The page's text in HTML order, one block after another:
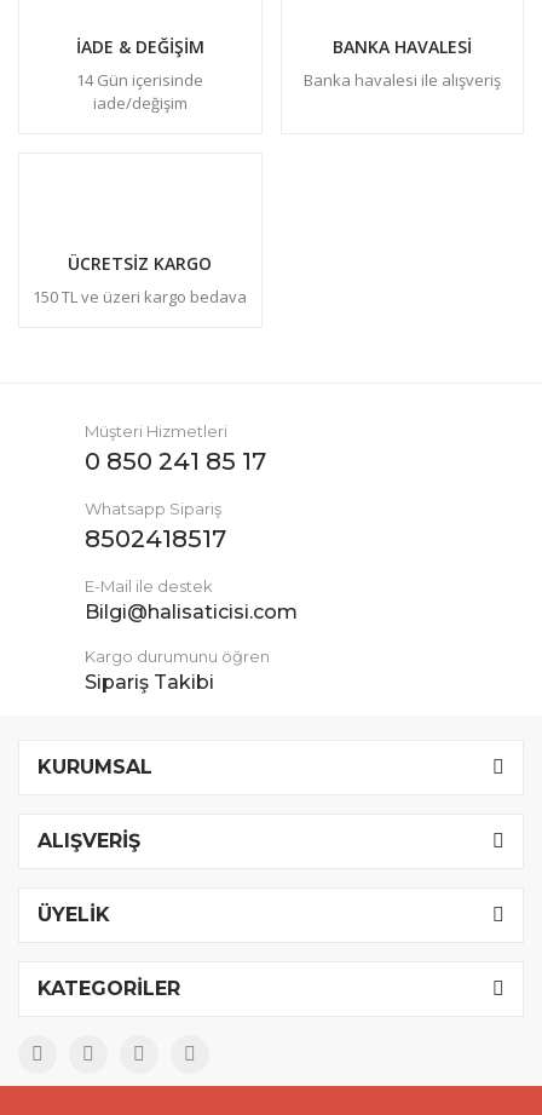
İADE & DEĞİŞİM
14 Gün içerisinde
iade/değişim
BANKA HAVALESİ
Banka havalesi ile alışveriş
ÜCRETSİZ KARGO
150 TL ve üzeri kargo bedava
Müşteri Hizmetleri
0 850 241 85 17
Whatsapp Sipariş
8502418517
E-Mail ile destek
Bilgi@halisaticisi.com
Kargo durumunu öğren
Sipariş Takibi
KURUMSAL
ALIŞVERİŞ
ÜYELİK
KATEGORİLER